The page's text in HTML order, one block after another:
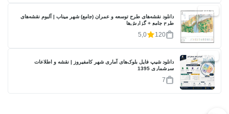
20%
دانلود نقشه‌های طرح توسعه و عمران (جامع) شهر میناب | آلبوم نقشه‌های
طرح جامع + گزارش‌ها
120
5,0
17%
دانلود شیپ فایل بلوک‌های آماری شهر کامفیروز | نقشه و اطلاعات
سرشماری 1395
7